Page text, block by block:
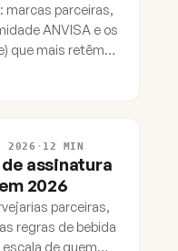
marcas parceiras,
ANVISA e os
que mais retêm
2026 · 12 MIN
assinatura
2026
parceiras,
regras de bebida
de quem